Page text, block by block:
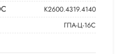
К2600.4319.4140
ГПА-Ц-16С